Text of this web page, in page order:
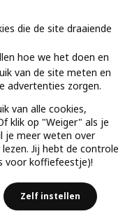
die de site draaiende
hoe we het doen en
van de site meten en
advertenties zorgen.
van alle cookies,
klik op "Weiger" als je
je meer weten over
Jij hebt de controle
voor koffiefeestje)!
Zelf instellen